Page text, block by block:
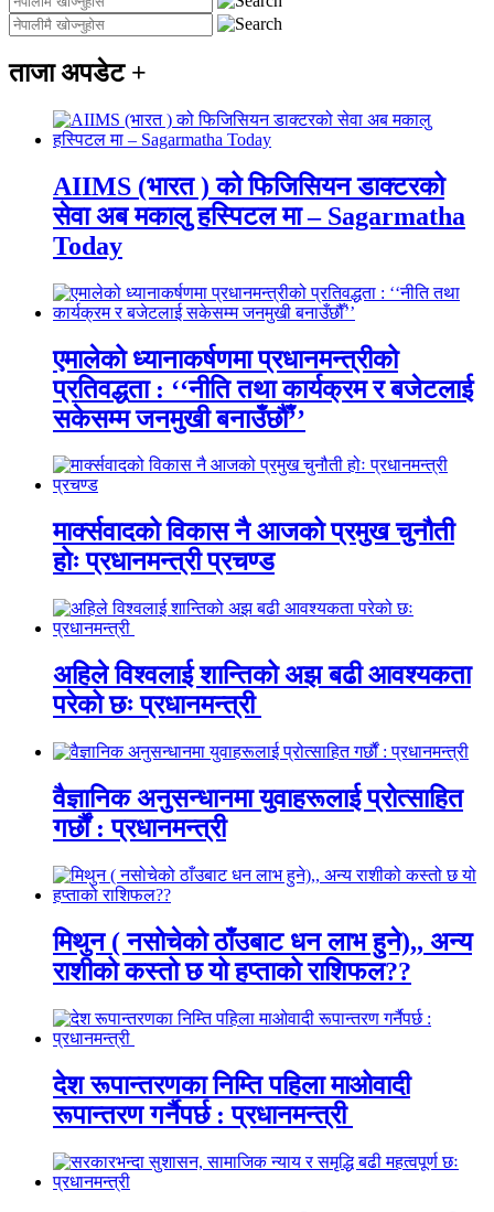
ताजा अपडेट +
AIIMS (भारत ) को फिजिसियन डाक्टरको
सेवा अब मकालु हस्पिटल मा – Sagarmatha
Today
एमालेको ध्यानाकर्षणमा प्रधानमन्त्रीको
प्रतिवद्धता : ‘‘नीति तथा कार्यक्रम र बजेटलाई
सकेसम्म जनमुखी बनाउँछौँ’’
मार्क्सवादको विकास नै आजको प्रमुख चुनौती
होः प्रधानमन्त्री प्रचण्ड
अहिले विश्वलाई शान्तिको अझ बढी आवश्यकता
परेको छः प्रधानमन्त्री
वैज्ञानिक अनुसन्धानमा युवाहरूलाई प्रोत्साहित
गर्छौं : प्रधानमन्त्री
मिथुन ( नसोचेको ठाँउबाट धन लाभ हुने),, अन्य
राशीको कस्तो छ यो हप्ताको राशिफल??
देश रूपान्तरणका निम्ति पहिला माओवादी
रूपान्तरण गर्नैपर्छ : प्रधानमन्त्री